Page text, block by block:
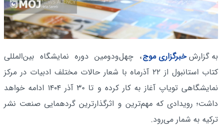
به گزارشخبرگزاری موج، چهل‌ودومین دوره نمایشگاه بین‌المللی
کتاب استانبول از ۲۲ آذرماه با شعار حالات مختلف ادبیات در مرکز
نمایشگاهی تویاپ آغاز به کار کرده و تا ۳۰ آذر ۱۴۰۴ ادامه خواهد
داشت؛ رویدادی که مهم‌ترین و اثرگذارترین گردهمایی صنعت نشر
ترکیه به شمار می‌رود.